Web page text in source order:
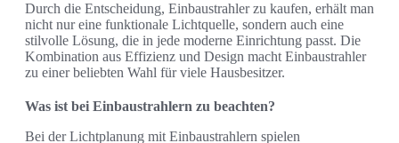
Durch die Entscheidung, Einbaustrahler zu kaufen, erhält man
nicht nur eine funktionale Lichtquelle, sondern auch eine
stilvolle Lösung, die in jede moderne Einrichtung passt. Die
Kombination aus Effizienz und Design macht Einbaustrahler
zu einer beliebten Wahl für viele Hausbesitzer.
Was ist bei Einbaustrahlern zu beachten?
Bei der Lichtplanung mit Einbaustrahlern spielen